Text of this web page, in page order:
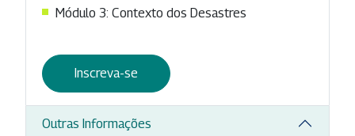
Módulo 3: Contexto dos Desastres
Inscreva-se
Outras Informações